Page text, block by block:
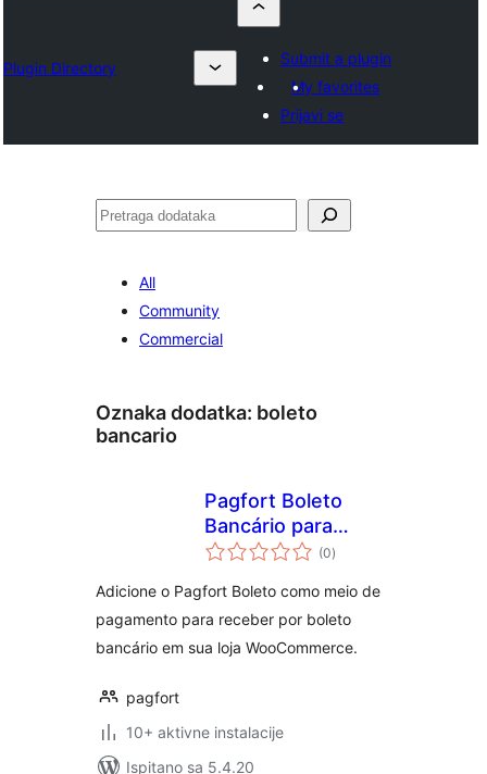
Plugin Directory
Submit a plugin
My favorites
Prijavi se
Pretraga
All
Community
Commercial
Oznaka dodatka: boleto
bancario
Pagfort Boleto
Bancário para
WooCommerce
(0ukupna
ocijena
)
Adicione o Pagfort Boleto como meio de
pagamento para receber por boleto
bancário em sua loja WooCommerce.
pagfort
10+ aktivne instalacije
Ispitano sa 5.4.20